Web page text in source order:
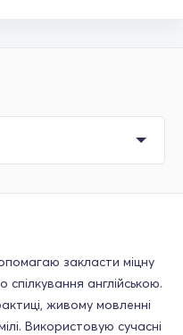
закласти міцну
англійською.
живому мовленні
Використовую сучасні